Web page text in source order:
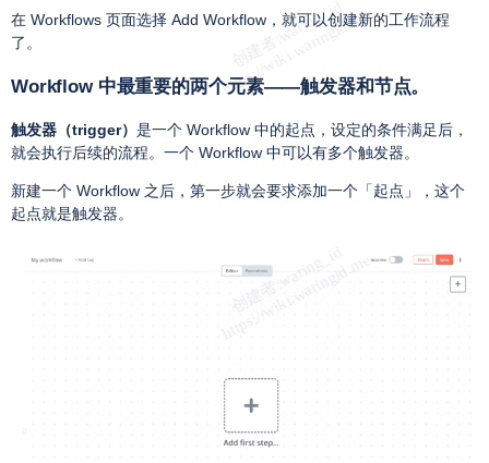
在 Workflows 页面选择 Add Workflow，就可以创建新的工作流程
了。
Workflow 中最重要的两个元素——触发器和节点。
触发器（trigger） 是一个 Workflow 中的起点，设定的条件满足后，
就会执行后续的流程。一个 Workflow 中可以有多个触发器。
新建一个 Workflow 之后，第一步就会要求添加一个「起点」，这个
起点就是触发器。